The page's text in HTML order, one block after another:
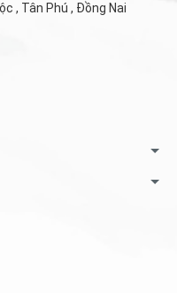
, Tân Phú , Đồng Nai